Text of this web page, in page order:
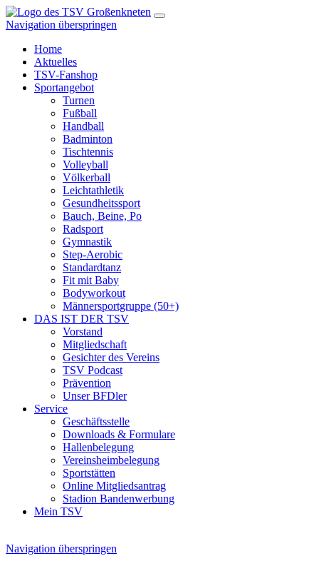
Navigation überspringen
Home
Aktuelles
TSV-Fanshop
Sportangebot
Turnen
Fußball
Handball
Badminton
Tischtennis
Volleyball
Völkerball
Leichtathletik
Gesundheitssport
Bauch, Beine, Po
Radsport
Gymnastik
Step-Aerobic
Standardtanz
Fit mit Baby
Bodyworkout
Männersportgruppe (50+)
DAS IST DER TSV
Vorstand
Mitgliedschaft
Gesichter des Vereins
TSV Podcast
Prävention
Unser BFDler
Service
Geschäftsstelle
Downloads & Formulare
Hallenbelegung
Vereinsheimbelegung
Sportstätten
Online Mitgliedsantrag
Stadion Bandenwerbung
Mein TSV
Navigation überspringen